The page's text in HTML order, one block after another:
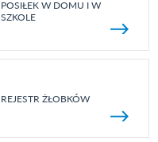
POSIŁEK W DOMU I W
SZKOLE
REJESTR ŻŁOBKÓW